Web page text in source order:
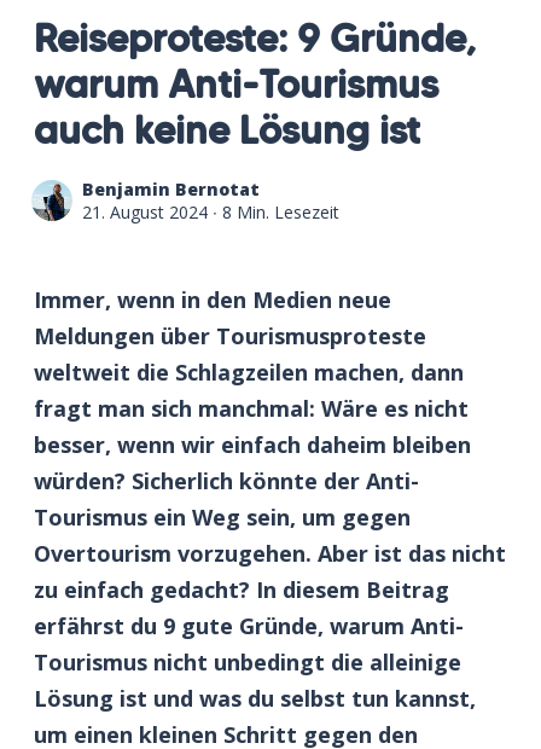
Reiseproteste: 9 Gründe,
warum Anti-Tourismus
auch keine Lösung ist
Benjamin Bernotat
21. August 2024∙ 8 Min. Lesezeit
Immer, wenn in den Medien neue
Meldungen über Tourismusproteste
weltweit die Schlagzeilen machen, dann
fragt man sich manchmal: Wäre es nicht
besser, wenn wir einfach daheim bleiben
würden? Sicherlich könnte der Anti-
Tourismus ein Weg sein, um gegen
Overtourism vorzugehen. Aber ist das nicht
zu einfach gedacht? In diesem Beitrag
erfährst du 9 gute Gründe, warum Anti-
Tourismus nicht unbedingt die alleinige
Lösung ist und was du selbst tun kannst,
um einen kleinen Schritt gegen den